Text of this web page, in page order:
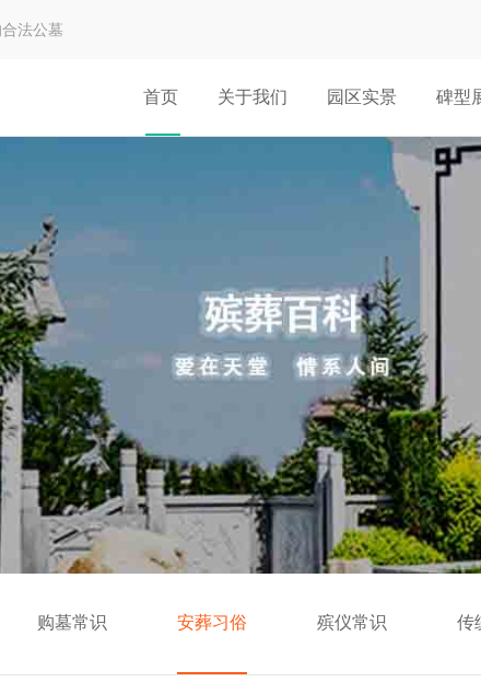
法公墓
首页 关于我们 园区实景 碑型
购墓常识 安葬习俗 殡仪常识 传